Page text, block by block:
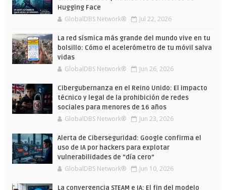
Hugging Face
GlobalDBS Network® Jul 22, 2026
La red sísmica más grande del mundo vive en tu
bolsillo: Cómo el acelerómetro de tu móvil salva
vidas
GlobalDBS Network® Jun 26, 2026
Cibergubernanza en el Reino Unido: El impacto
técnico y legal de la prohibición de redes
sociales para menores de 16 años
GlobalDBS Network® Jun 23, 2026
Alerta de Ciberseguridad: Google confirma el
uso de IA por hackers para explotar
vulnerabilidades de “día cero”
GlobalDBS Network® Jun 10, 2026
La convergencia STEAM e IA: El fin del modelo